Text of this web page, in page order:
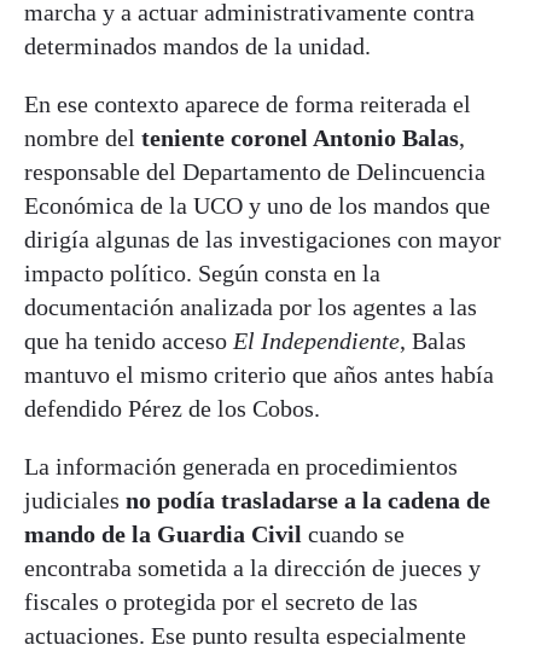
marcha y a actuar administrativamente contra
determinados mandos de la unidad.
En ese contexto aparece de forma reiterada el
nombre del teniente coronel Antonio Balas,
responsable del Departamento de Delincuencia
Económica de la UCO y uno de los mandos que
dirigía algunas de las investigaciones con mayor
impacto político. Según consta en la
documentación analizada por los agentes a las
que ha tenido acceso El Independiente, Balas
mantuvo el mismo criterio que años antes había
defendido Pérez de los Cobos.
La información generada en procedimientos
judiciales no podía trasladarse a la cadena de
mando de la Guardia Civil cuando se
encontraba sometida a la dirección de jueces y
fiscales o protegida por el secreto de las
actuaciones. Ese punto resulta especialmente